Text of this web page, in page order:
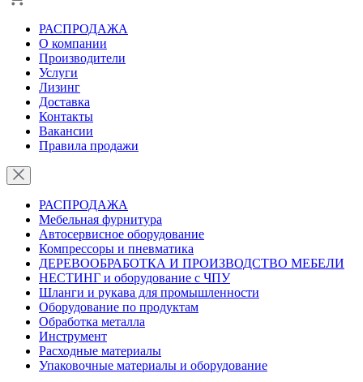
РАСПРОДАЖА
О компании
Производители
Услуги
Лизинг
Доставка
Контакты
Вакансии
Правила продажи
РАСПРОДАЖА
Мебельная фурнитура
Автосервисное оборудование
Компрессоры и пневматика
ДЕРЕВООБРАБОТКА И ПРОИЗВОДСТВО МЕБЕЛИ
НЕСТИНГ и оборудование с ЧПУ
Шланги и рукава для промышленности
Оборудование по продуктам
Обработка металла
Инструмент
Расходные материалы
Упаковочные материалы и оборудование